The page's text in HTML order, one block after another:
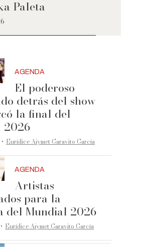
Paleta
AGENDA
El poderoso
detrás del show
la final del
2026
·Eurídice Aiymet Garavito García
AGENDA
Artistas
para la
del Mundial 2026
·Eurídice Aiymet Garavito García